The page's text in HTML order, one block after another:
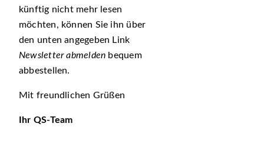
künftig nicht mehr lesen
möchten, können Sie ihn über
den unten angegeben Link
Newsletter abmelden bequem
abbestellen.
Mit freundlichen Grüßen
Ihr QS-Team